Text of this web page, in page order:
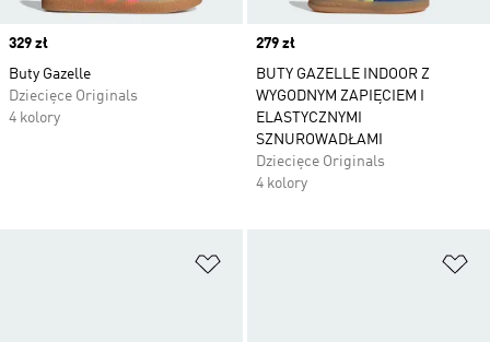
Price
329 zł
Buty Gazelle
Dziecięce Originals
4 kolory
Price
279 zł
BUTY GAZELLE INDOOR Z
WYGODNYM ZAPIĘCIEM I
ELASTYCZNYMI
SZNUROWADŁAMI
Dziecięce Originals
4 kolory